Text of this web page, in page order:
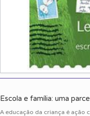
Escola e família: uma
A educação da criança é ação